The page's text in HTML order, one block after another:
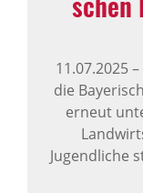
11.07.2025–
die
erneut
Jugendliche